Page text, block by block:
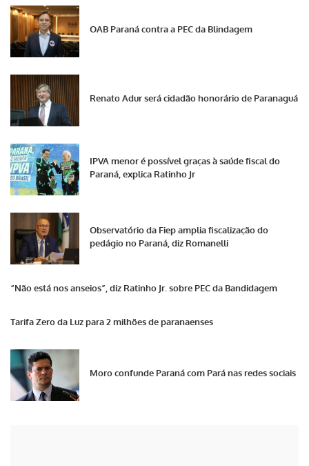
OAB Paraná contra a PEC da Blindagem
Renato Adur será cidadão honorário de Paranaguá
IPVA menor é possível graças à saúde fiscal do
Paraná, explica Ratinho Jr
Observatório da Fiep amplia fiscalização do
pedágio no Paraná, diz Romanelli
“Não está nos anseios”, diz Ratinho Jr. sobre PEC da Bandidagem
Tarifa Zero da Luz para 2 milhões de paranaenses
Moro confunde Paraná com Pará nas redes sociais